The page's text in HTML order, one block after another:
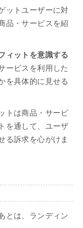
ットユーザーに対
品・サービスを紹
ィットを意識する
ービスを利用した
を具体的に見せる
トは商品・サービ
を通して、ユーザ
る訴求を心がけま
とは、ランディン